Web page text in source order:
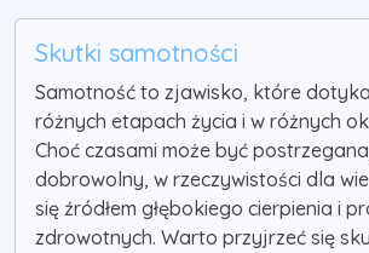
Skutki samotności
Samotność to zjawisko, które
różnych etapach życia i w różnych
Choć czasami może być
dobrowolny, w rzeczywistości dla
się źródłem głębokiego cierpienia i
zdrowotnych. Warto przyjrzeć się